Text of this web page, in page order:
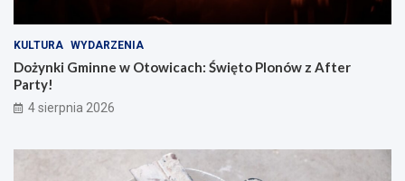
KULTURA WYDARZENIA
Dożynki Gminne w Otowicach: Święto Plonów z After
Party!
4 sierpnia 2026